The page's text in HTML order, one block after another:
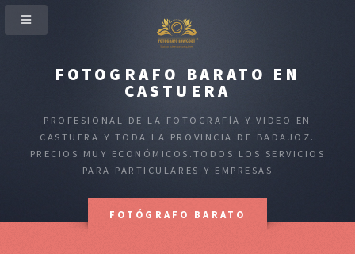
FOTOGRAFO BARATO EN
CASTUERA
PROFESIONAL DE LA FOTOGRAFÍA Y VIDEO EN
CASTUERA Y TODA LA PROVINCIA DE BADAJOZ.
PRECIOS MUY ECONÓMICOS.TODOS LOS SERVICIOS
PARA PARTICULARES Y EMPRESAS
FOTÓGRAFO BARATO